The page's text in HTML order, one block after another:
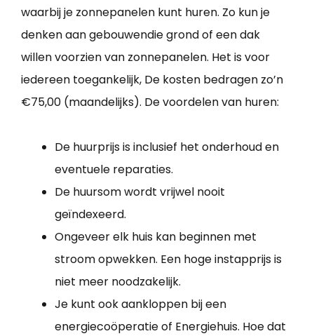
waarbij je zonnepanelen kunt huren. Zo kun je
denken aan gebouwendie grond of een dak
willen voorzien van zonnepanelen. Het is voor
iedereen toegankelijk, De kosten bedragen zo’n
€75,00 (maandelijks). De voordelen van huren:
De huurprijs is inclusief het onderhoud en
eventuele reparaties.
De huursom wordt vrijwel nooit
geïndexeerd.
Ongeveer elk huis kan beginnen met
stroom opwekken. Een hoge instapprijs is
niet meer noodzakelijk.
Je kunt ook aankloppen bij een
energiecoöperatie of Energiehuis. Hoe dat